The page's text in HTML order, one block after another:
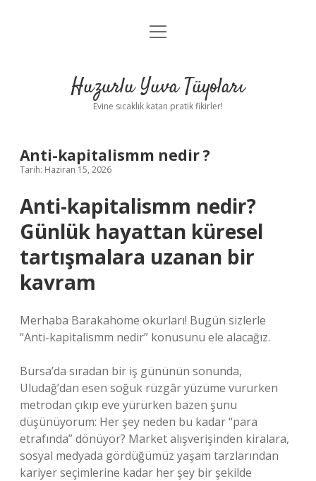
Anasayfa
Yasal Uyarı
menüyü
Huzurlu Yuva Tüyoları
Evine sıcaklık katan pratik fikirler!
Anti-kapitalismm nedir ?
Tarih: Haziran 15, 2026
Anti-kapitalismm nedir?
Günlük hayattan küresel
tartışmalara uzanan bir
kavram
Merhaba Barakahome okurları! Bugün sizlerle
“Anti-kapitalismm nedir” konusunu ele alacağız.
Bursa’da sıradan bir iş gününün sonunda,
Uludağ’dan esen soğuk rüzgâr yüzüme vururken
metrodan çıkıp eve yürürken bazen şunu
düşünüyorum: Her şey neden bu kadar “para
etrafında” dönüyor? Market alışverişinden kiralara,
sosyal medyada gördüğümüz yaşam tarzlarından
kariyer seçimlerine kadar her şey bir şekilde